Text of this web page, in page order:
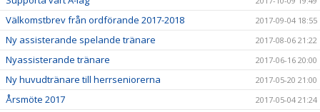
Välkomstbrev från ordförande 2017-2018 2017-09-04 18:55
Ny assisterande spelande tränare 2017-08-06 21:22
Nyassisterande tränare 2017-06-16 20:00
Ny huvudtränare till herrseniorerna 2017-05-20 21:00
Årsmöte 2017 2017-05-04 21:24